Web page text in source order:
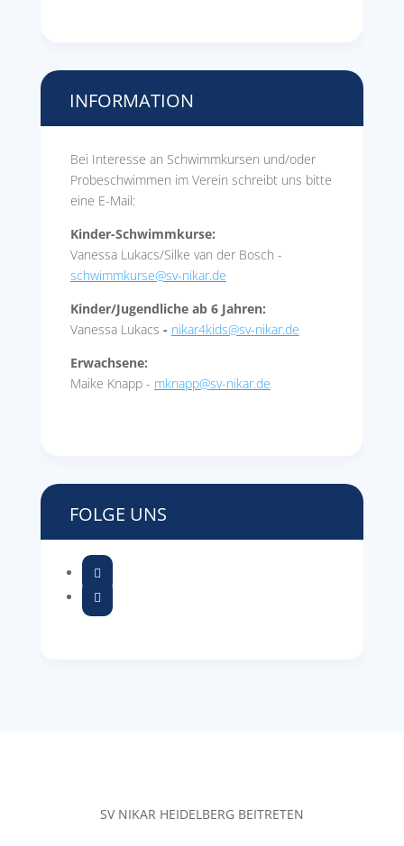
INFORMATION
Bei Interesse an Schwimmkursen und/oder
Probeschwimmen im Verein schreibt uns bitte
eine E-Mail:
Kinder-Schwimmkurse:
Vanessa Lukacs/Silke van der Bosch -
schwimmkurse@sv-nikar.de
Kinder/Jugendliche ab 6 Jahren:
Vanessa Lukacs - nikar4kids@sv-nikar.de
Erwachsene:
Maike Knapp - mknapp@sv-nikar.de
FOLGE UNS


SV NIKAR HEIDELBERG BEITRETEN